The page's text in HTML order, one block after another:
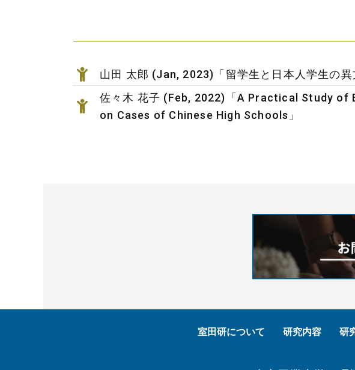
山田 太郎 (Jan, 2023)「留学生と日本人学生の
佐々木 花子 (Feb, 2022)「A Practical Study
on Cases of Chinese High Schools」
室田研について 研究内容 研